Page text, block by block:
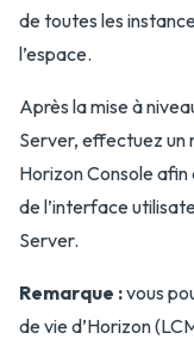
de toutes les
l’espace.
Après la mise à
Server, effectuez
Horizon Console afin
de l’interface
Server.
Remarque :vous
de vie d’Horizon